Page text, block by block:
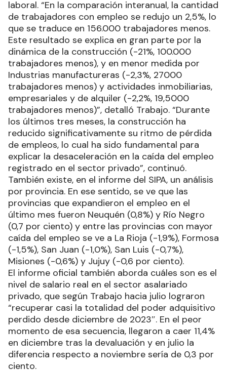
laboral. “En la comparación interanual, la cantidad
de trabajadores con empleo se redujo un 2,5%, lo
que se traduce en 156.000 trabajadores menos.
Este resultado se explica en gran parte por la
dinámica de la construcción (-21%, 100.000
trabajadores menos), y en menor medida por
Industrias manufactureras (-2,3%, 27000
trabajadores menos) y actividades inmobiliarias,
empresariales y de alquiler (-2,2%, 19,5000
trabajadores menos)”, detalló Trabajo. “Durante
los últimos tres meses, la construcción ha
reducido significativamente su ritmo de pérdida
de empleos, lo cual ha sido fundamental para
explicar la desaceleración en la caída del empleo
registrado en el sector privado”, continuó.
También existe, en el informe del SIPA, un análisis
por provincia. En ese sentido, se ve que las
provincias que expandieron el empleo en el
último mes fueron Neuquén (0,8%) y Río Negro
(0,7 por ciento) y entre las provincias con mayor
caída del empleo se ve a La Rioja (-1,9%), Formosa
(-1,5%), San Juan (-1,0%), San Luis (-0,7%),
Misiones (-0,6%) y Jujuy (-0,6 por ciento).
El informe oficial también aborda cuáles son es el
nivel de salario real en el sector asalariado
privado, que según Trabajo hacia julio lograron
“recuperar casi la totalidad del poder adquisitivo
perdido desde diciembre de 2023″. En el peor
momento de esa secuencia, llegaron a caer 11,4%
en diciembre tras la devaluación y en julio la
diferencia respecto a noviembre sería de 0,3 por
ciento.